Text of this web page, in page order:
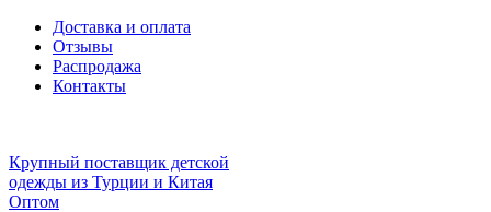
Доставка и оплата
Отзывы
Распродажа
Контакты
Крупный поставщик детской
одежды из Турции и Китая
Оптом